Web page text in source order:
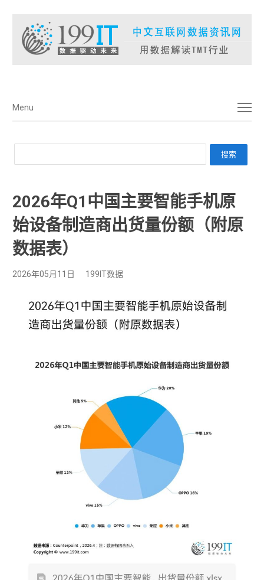
菜单
Menu
2026年Q1中国主要智能手机原
始设备制造商出货量份额（附原
数据表） ​​​
2026年05月11日 199IT数据